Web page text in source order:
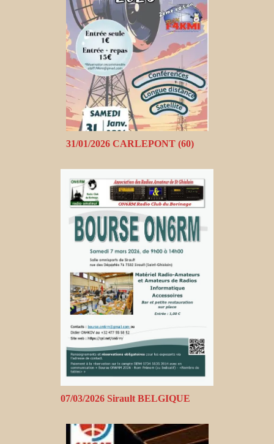
31/01/2026 CARLEPONT (60)
07/03/2026 Sirault BELGIQUE